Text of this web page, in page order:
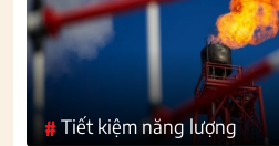
#Tiết kiệm năng lượng